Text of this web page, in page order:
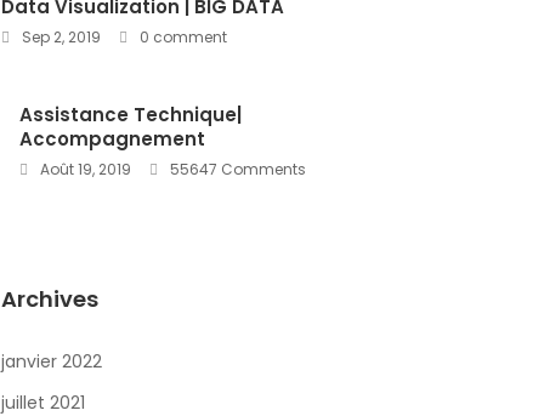
Data Visualization | BIG DATA
Sep 2, 2019 0 comment
Assistance Technique|
Accompagnement
Août 19, 2019 55647 Comments
Archives
janvier 2022
juillet 2021